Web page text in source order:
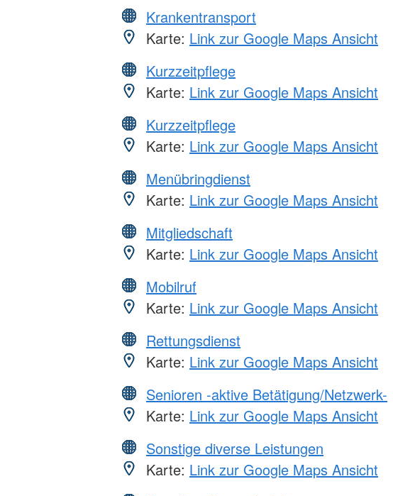
Krankentransport
Karte: Link zur Google Maps Ansicht
Kurzzeitpflege
Karte: Link zur Google Maps Ansicht
Kurzzeitpflege
Karte: Link zur Google Maps Ansicht
Menübringdienst
Karte: Link zur Google Maps Ansicht
Mitgliedschaft
Karte: Link zur Google Maps Ansicht
Mobilruf
Karte: Link zur Google Maps Ansicht
Rettungsdienst
Karte: Link zur Google Maps Ansicht
Senioren -aktive Betätigung/Netzwerk-
Karte: Link zur Google Maps Ansicht
Sonstige diverse Leistungen
Karte: Link zur Google Maps Ansicht